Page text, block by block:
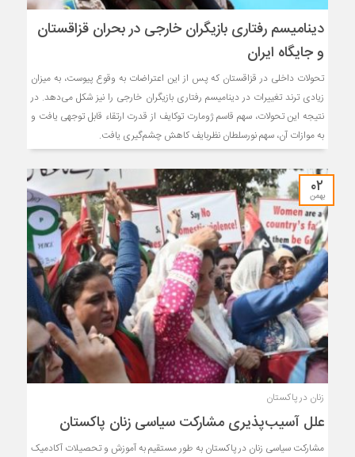
دینامیسم رفتاری بازیگران خارجی در بحران قزاقستان
و جایگاه ایران
تحولات داخلی در قزاقستان که پس از این اعتراضات به وقوع پیوست، به میزان
زیادی ترند تغییرات در دینامیسم رفتاری بازیگران خارجی را نیز شکل می‌دهد. در
نتیجه این تحولات، سهم قاسم ژومارت توکایف از قدرت ارتقاء قابل توجهی یافت و
به موازات آن، سهم نورسلطان نظربایف کاهش چشم‌گیری یافت.
۰۲
بهمن
زنان در پاکستان
علل آسیب‌پذیری مشارکت سیاسی زنان پاکستان
مشارکت سیاسی زنان در پاکستان به طور مستقیم به آموزش و تحصیلات آکادمیک